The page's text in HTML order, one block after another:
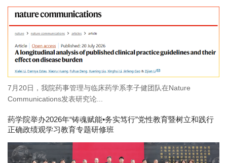
7月20日，我院药事管理与临床药学系李子健团队在Nature
Communications发表研究论...
药学院举办2026年“铸魂赋能•务实笃行”党性教育暨树立和践行
正确政绩观学习教育专题研修班